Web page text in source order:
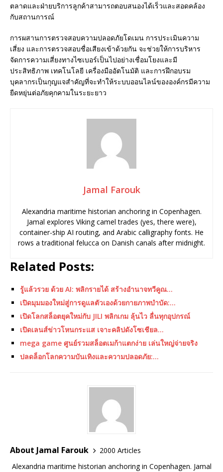
ตลาดและฝ่ายบริการลูกค้าสามารถตอบสนองได้เร็วและสอดคล้อง
กับสถานการณ์
การผสานการตรวจสอบความปลอดภัยโดเมน การประเมินความ
เสี่ยง และการตรวจสอบชื่อเสียงเข้าด้วยกัน จะช่วยให้การบริหาร
จัดการความเสี่ยงทางไซเบอร์เป็นไปอย่างเชื่อมโยงและมี
ประสิทธิภาพ เทคโนโลยี เครื่องมืออัตโนมัติ และการฝึกอบรม
บุคลากรเป็นกุญแจสำคัญที่จะทำให้ระบบออนไลน์ขององค์กรมีความ
ยืดหยุ่นต่อภัยคุกคามในระยะยาว
Jamal Farouk
Alexandria maritime historian anchoring in Copenhagen.
Jamal explores Viking camel trades (yes, there were),
container-ship AI routing, and Arabic calligraphy fonts. He
rows a traditional felucca on Danish canals after midnight.
Related Posts:
รู้แล้วรวย ด้วย AI: พลิกรายได้ สร้างอำนาจทวีคูณ…
เปิดมุมมองใหม่สู่การดูแลตัวเองด้วยกายภาพบำบัด:…
เปิดโลกสล็อตยุคใหม่กับ JILI พลิกเกม ลุ้นไว ลื่นทุกอุปกรณ์
เปิดเลนส์ข่าวโหนกระแส เจาะคลิปดังโซเชียล…
mega game ศูนย์รวมสล็อตเมก้าแตกง่าย เล่นใหญ่จ่ายจริง
ปลดล็อกโลกความบันเทิงและความปลอดภัย:…
About Jamal Farouk
2000 Articles
Alexandria maritime historian anchoring in Copenhagen. Jamal